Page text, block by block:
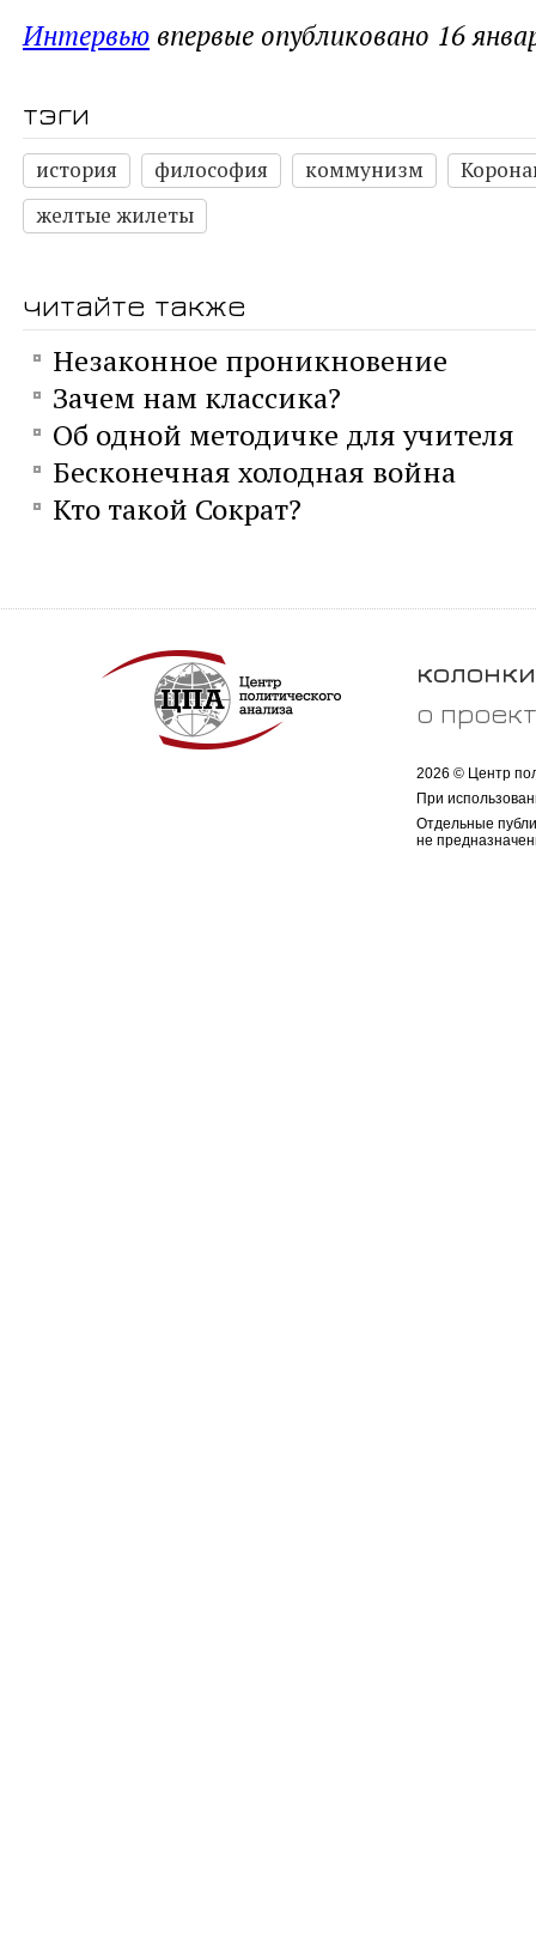
Интервью впервые опубликовано 16
тэги
история философия коммунизм
желтые жилеты
читайте также
Незаконное проникновение
Зачем нам классика?
Об одной методичке для учителя
Бесконечная холодная война
Кто такой Сократ?
колонки
о
2026 © Центр
При
Отдельные
не